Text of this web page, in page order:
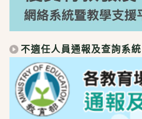
不適任人員通報及查詢系統